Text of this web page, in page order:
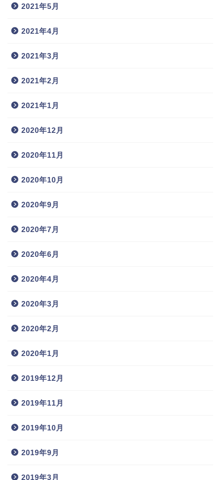
2021年5月
2021年4月
2021年3月
2021年2月
2021年1月
2020年12月
2020年11月
2020年10月
2020年9月
2020年7月
2020年6月
2020年4月
2020年3月
2020年2月
2020年1月
2019年12月
2019年11月
2019年10月
2019年9月
2019年3月